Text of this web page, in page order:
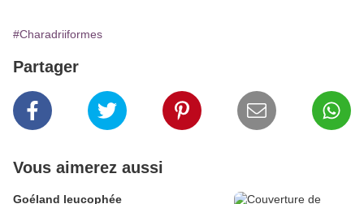
#Charadriiformes
Partager
Vous aimerez aussi
Goéland leucophée